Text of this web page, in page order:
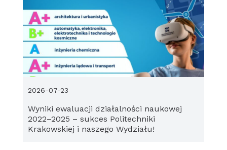
Wyniki ewaluacji działalności naukowej
2022–2025 – sukces Politechniki
Krakowskiej i naszego Wydziału!
2026-07-23